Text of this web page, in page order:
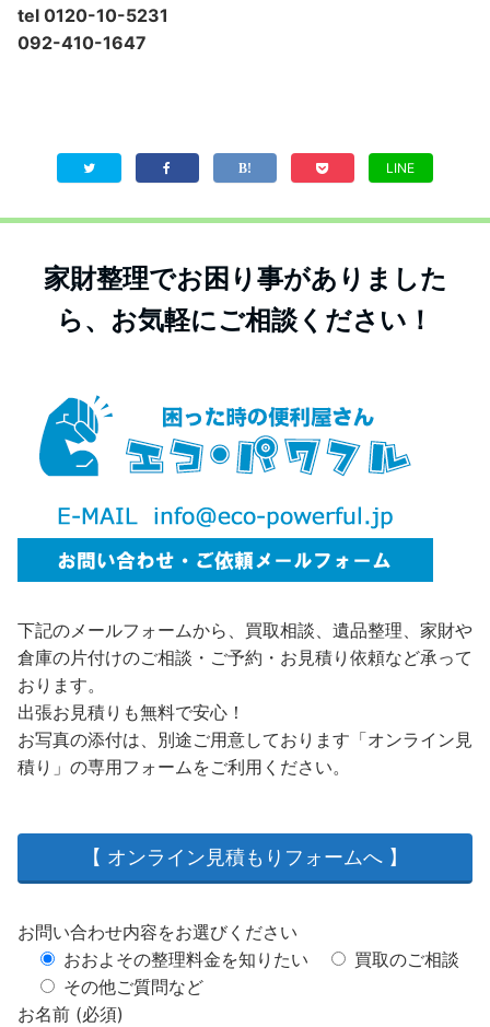
tel 0120-10-5231
092-410-1647
LINE
家財整理でお困り事がありました
ら、お気軽にご相談ください！
下記のメールフォームから、買取相談、遺品整理、家財や
倉庫の片付けのご相談・ご予約・お見積り依頼など承って
おります。
出張お見積りも無料で安心！
お写真の添付は、別途ご用意しております「オンライン見
積り」の専用フォームをご利用ください。
【 オンライン見積もりフォームへ 】
お問い合わせ内容をお選びください
おおよその整理料金を知りたい
買取のご相談
その他ご質問など
お名前 (必須)